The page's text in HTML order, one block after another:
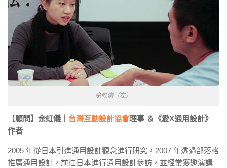
余虹儀（左）
【顧問】余虹儀｜ 台灣互動設計協會理事 ＆《愛X通用設計》
作者
2005 年從日本引進通用設計觀念進行研究，2007 年透過部落格
推廣通用設計，前往日本進行通用設計參訪，並經常獲邀演講